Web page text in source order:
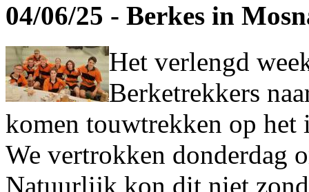
04/06/25 - Berkes in
Het verlengd
Berketrekkers
komen touwtrekken op
We vertrokken donderdag
Natuurlijk kon dit niet